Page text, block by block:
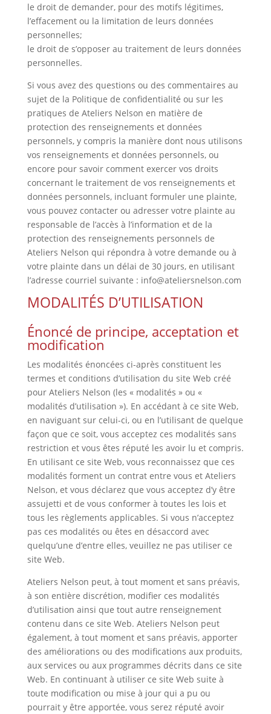
le droit de demander, pour des motifs légitimes,
l’effacement ou la limitation de leurs données
personnelles;
le droit de s’opposer au traitement de leurs données
personnelles.
Si vous avez des questions ou des commentaires au
sujet de la Politique de confidentialité ou sur les
pratiques de Ateliers Nelson en matière de
protection des renseignements et données
personnels, y compris la manière dont nous utilisons
vos renseignements et données personnels, ou
encore pour savoir comment exercer vos droits
concernant le traitement de vos renseignements et
données personnels, incluant formuler une plainte,
vous pouvez contacter ou adresser votre plainte au
responsable de l’accès à l’information et de la
protection des renseignements personnels de
Ateliers Nelson qui répondra à votre demande ou à
votre plainte dans un délai de 30 jours, en utilisant
l’adresse courriel suivante : info@ateliersnelson.com
MODALITÉS D’UTILISATION
Énoncé de principe, acceptation et
modification
Les modalités énoncées ci-après constituent les
termes et conditions d’utilisation du site Web créé
pour Ateliers Nelson (les « modalités » ou «
modalités d’utilisation »). En accédant à ce site Web,
en naviguant sur celui-ci, ou en l’utilisant de quelque
façon que ce soit, vous acceptez ces modalités sans
restriction et vous êtes réputé les avoir lu et compris.
En utilisant ce site Web, vous reconnaissez que ces
modalités forment un contrat entre vous et Ateliers
Nelson, et vous déclarez que vous acceptez d’y être
assujetti et de vous conformer à toutes les lois et
tous les règlements applicables. Si vous n’acceptez
pas ces modalités ou êtes en désaccord avec
quelqu’une d’entre elles, veuillez ne pas utiliser ce
site Web.
Ateliers Nelson peut, à tout moment et sans préavis,
à son entière discrétion, modifier ces modalités
d’utilisation ainsi que tout autre renseignement
contenu dans ce site Web. Ateliers Nelson peut
également, à tout moment et sans préavis, apporter
des améliorations ou des modifications aux produits,
aux services ou aux programmes décrits dans ce site
Web. En continuant à utiliser ce site Web suite à
toute modification ou mise à jour qui a pu ou
pourrait y être apportée, vous serez réputé avoir